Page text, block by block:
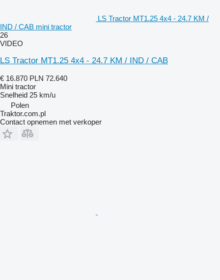
LS Tractor MT1.25 4x4 - 24.7 KM /
IND / CAB mini tractor
26
VIDEO
LS Tractor MT1.25 4x4 - 24.7 KM / IND / CAB
€ 16.870 PLN 72.640
Mini tractor
Snelheid 25 km/u
Polen
Traktor.com.pl
Contact opnemen met verkoper